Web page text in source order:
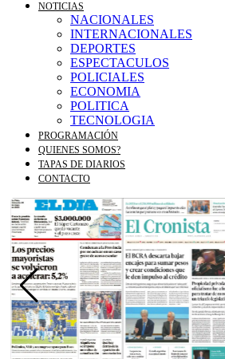
NOTICIAS
NACIONALES
INTERNACIONALES
DEPORTES
ESPECTACULOS
POLICIALES
ECONOMIA
POLITICA
TECNOLOGIA
PROGRAMACIÓN
QUIENES SOMOS?
TAPAS DE DIARIOS
CONTACTO